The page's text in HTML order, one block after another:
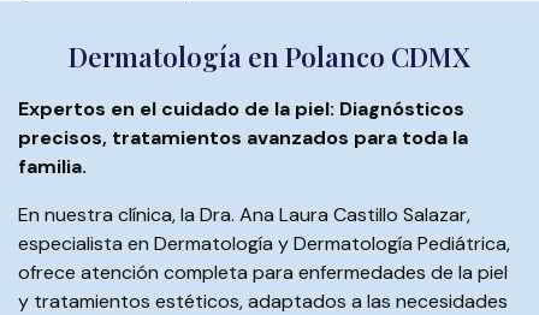
Dermatología en Polanco CDMX
Expertos en el cuidado de la piel: Diagnósticos
precisos, tratamientos avanzados para toda la
familia.
En nuestra clínica, la Dra. Ana Laura Castillo Salazar,
especialista en Dermatología y Dermatología Pediátrica,
ofrece atención completa para enfermedades de la piel
y tratamientos estéticos, adaptados a las necesidades